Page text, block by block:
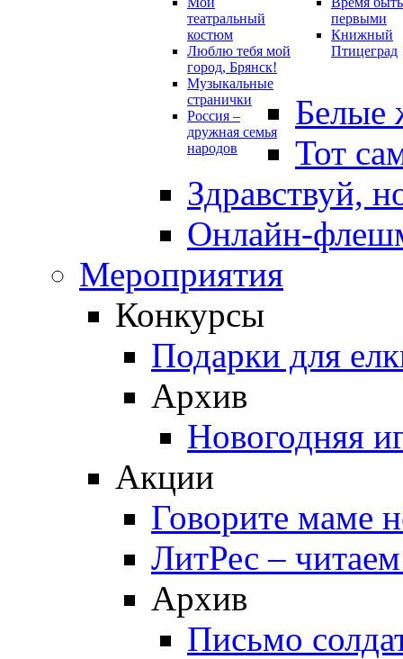
театральный
костюм
Люблю тебя мой
город, Брянск!
Музыкальные
странички
Россия –
дружная семья
народов
первыми
Книжный
Птицеград
Белые
Тот
Здравствуй,
Онлайн-
Мероприятия
Конкурсы
Подарки для
Архив
Новогодняя
Акции
Говорите маме
ЛитРес –
Архив
Письмо